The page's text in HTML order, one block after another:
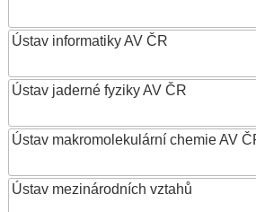
Ústav informatiky AV ČR
Ústav jaderné fyziky AV ČR
Ústav makromolekulární chemie AV
Ústav mezinárodních vztahů